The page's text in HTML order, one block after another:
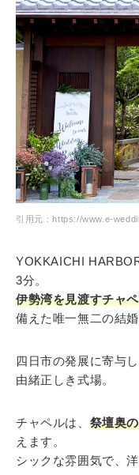
引用元：https://www.e-
YOKKAICHI
3分。
伊勢湾を見渡すチャ
備えた唯一無二の結婚
四日市の発展に寄与
由緒正しき式場。
チャペルは、 祭壇奥
えます。
シックな雰囲気で、